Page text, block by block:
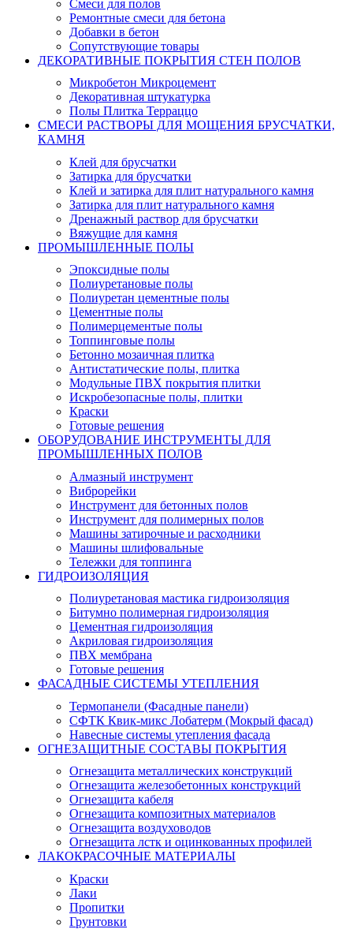
Смеси для полов
Ремонтные смеси для бетона
Добавки в бетон
Сопутствующие товары
ДЕКОРАТИВНЫЕ ПОКРЫТИЯ СТЕН ПОЛОВ
Микробетон Микроцемент
Декоративная штукатурка
Полы Плитка Терраццо
СМЕСИ РАСТВОРЫ ДЛЯ МОЩЕНИЯ БРУСЧАТКИ,
КАМНЯ
Клей для брусчатки
Затирка для брусчатки
Клей и затирка для плит натурального камня
Затирка для плит натурального камня
Дренажный раствор для брусчатки
Вяжущие для камня
ПРОМЫШЛЕННЫЕ ПОЛЫ
Эпоксидные полы
Полиуретановые полы
Полиуретан цементные полы
Цементные полы
Полимерцементые полы
Топпинговые полы
Бетонно мозаичная плитка
Антистатические полы, плитка
Модульные ПВХ покрытия плитки
Искробезопасные полы, плитки
Краски
Готовые решения
ОБОРУДОВАНИЕ ИНСТРУМЕНТЫ ДЛЯ
ПРОМЫШЛЕННЫХ ПОЛОВ
Алмазный инструмент
Виброрейки
Инструмент для бетонных полов
Инструмент для полимерных полов
Машины затирочные и расходники
Машины шлифовальные
Тележки для топпинга
ГИДРОИЗОЛЯЦИЯ
Полиуретановая мастика гидроизоляция
Битумно полимерная гидроизоляция
Цементная гидроизоляция
Акриловая гидроизоляция
ПВХ мембрана
Готовые решения
ФАСАДНЫЕ СИСТЕМЫ УТЕПЛЕНИЯ
Термопанели (Фасадные панели)
СФТК Квик-микс Лобатерм (Мокрый фасад)
Навесные системы утепления фасада
ОГНЕЗАЩИТНЫЕ СОСТАВЫ ПОКРЫТИЯ
Огнезащита металлических конструкций
Огнезащита железобетонных конструкций
Огнезащита кабеля
Огнезащита композитных материалов
Огнезащита воздуховодов
Огнезащита лстк и оцинкованных профилей
ЛАКОКРАСОЧНЫЕ МАТЕРИАЛЫ
Краски
Лаки
Пропитки
Грунтовки